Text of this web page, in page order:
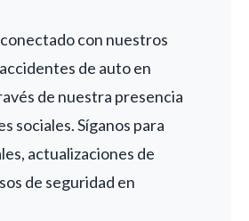
con nuestros
de auto en
de nuestra presencia
sociales. Síganos para
actualizaciones de
de seguridad en